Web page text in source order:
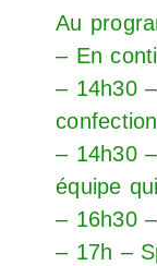
Au
– En
– 14h30
– 14h30
équipe
– 16h30
– 17h –